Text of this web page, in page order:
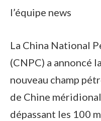
l’équipe news
La China National
(CNPC) a annoncé
nouveau champ
de Chine
dépassant les 100